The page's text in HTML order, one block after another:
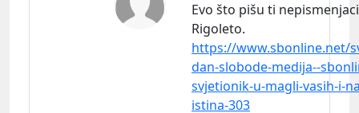
Evo što pišu ti
Rigoleto.
https://www.sbonline.net/
dan-slobode-medija--
svjetionik-u-magli-vasih-i-
istina-303